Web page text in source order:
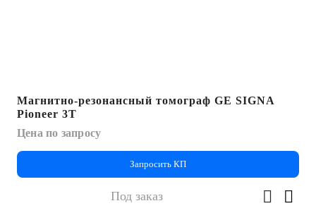
Магнитно-резонансный томограф GE SIGNA
Pioneer 3T
Цена по запросу
Запросить КП
Под заказ